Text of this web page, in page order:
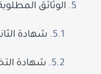
الوثائق
شهادة
شهادة